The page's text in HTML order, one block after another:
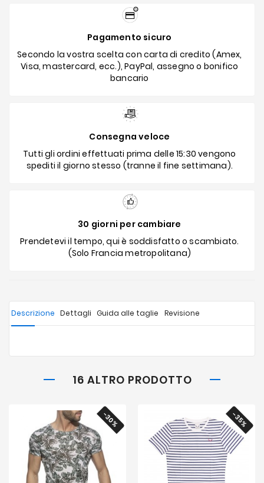
Pagamento sicuro
Secondo la vostra scelta con carta di credito (Amex,
Visa, mastercard, ecc.), PayPal, assegno o bonifico
bancario
Consegna veloce
Tutti gli ordini effettuati prima delle 15:30 vengono
spediti il giorno stesso (tranne il fine settimana).
30 giorni per cambiare
Prendetevi il tempo, qui è soddisfatto o scambiato.
(Solo Francia metropolitana)
Descrizione Dettagli Guida alle taglie Revisione
16 ALTRO PRODOTTO
-30% -35%